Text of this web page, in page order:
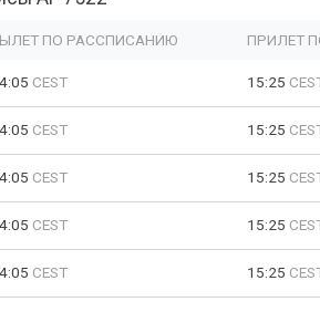
ПО РАССПИСАНИЮ ПРИЛЕТ
CEST 15:25
CEST 15:25
CEST 15:25
CEST 15:25
CEST 15:25